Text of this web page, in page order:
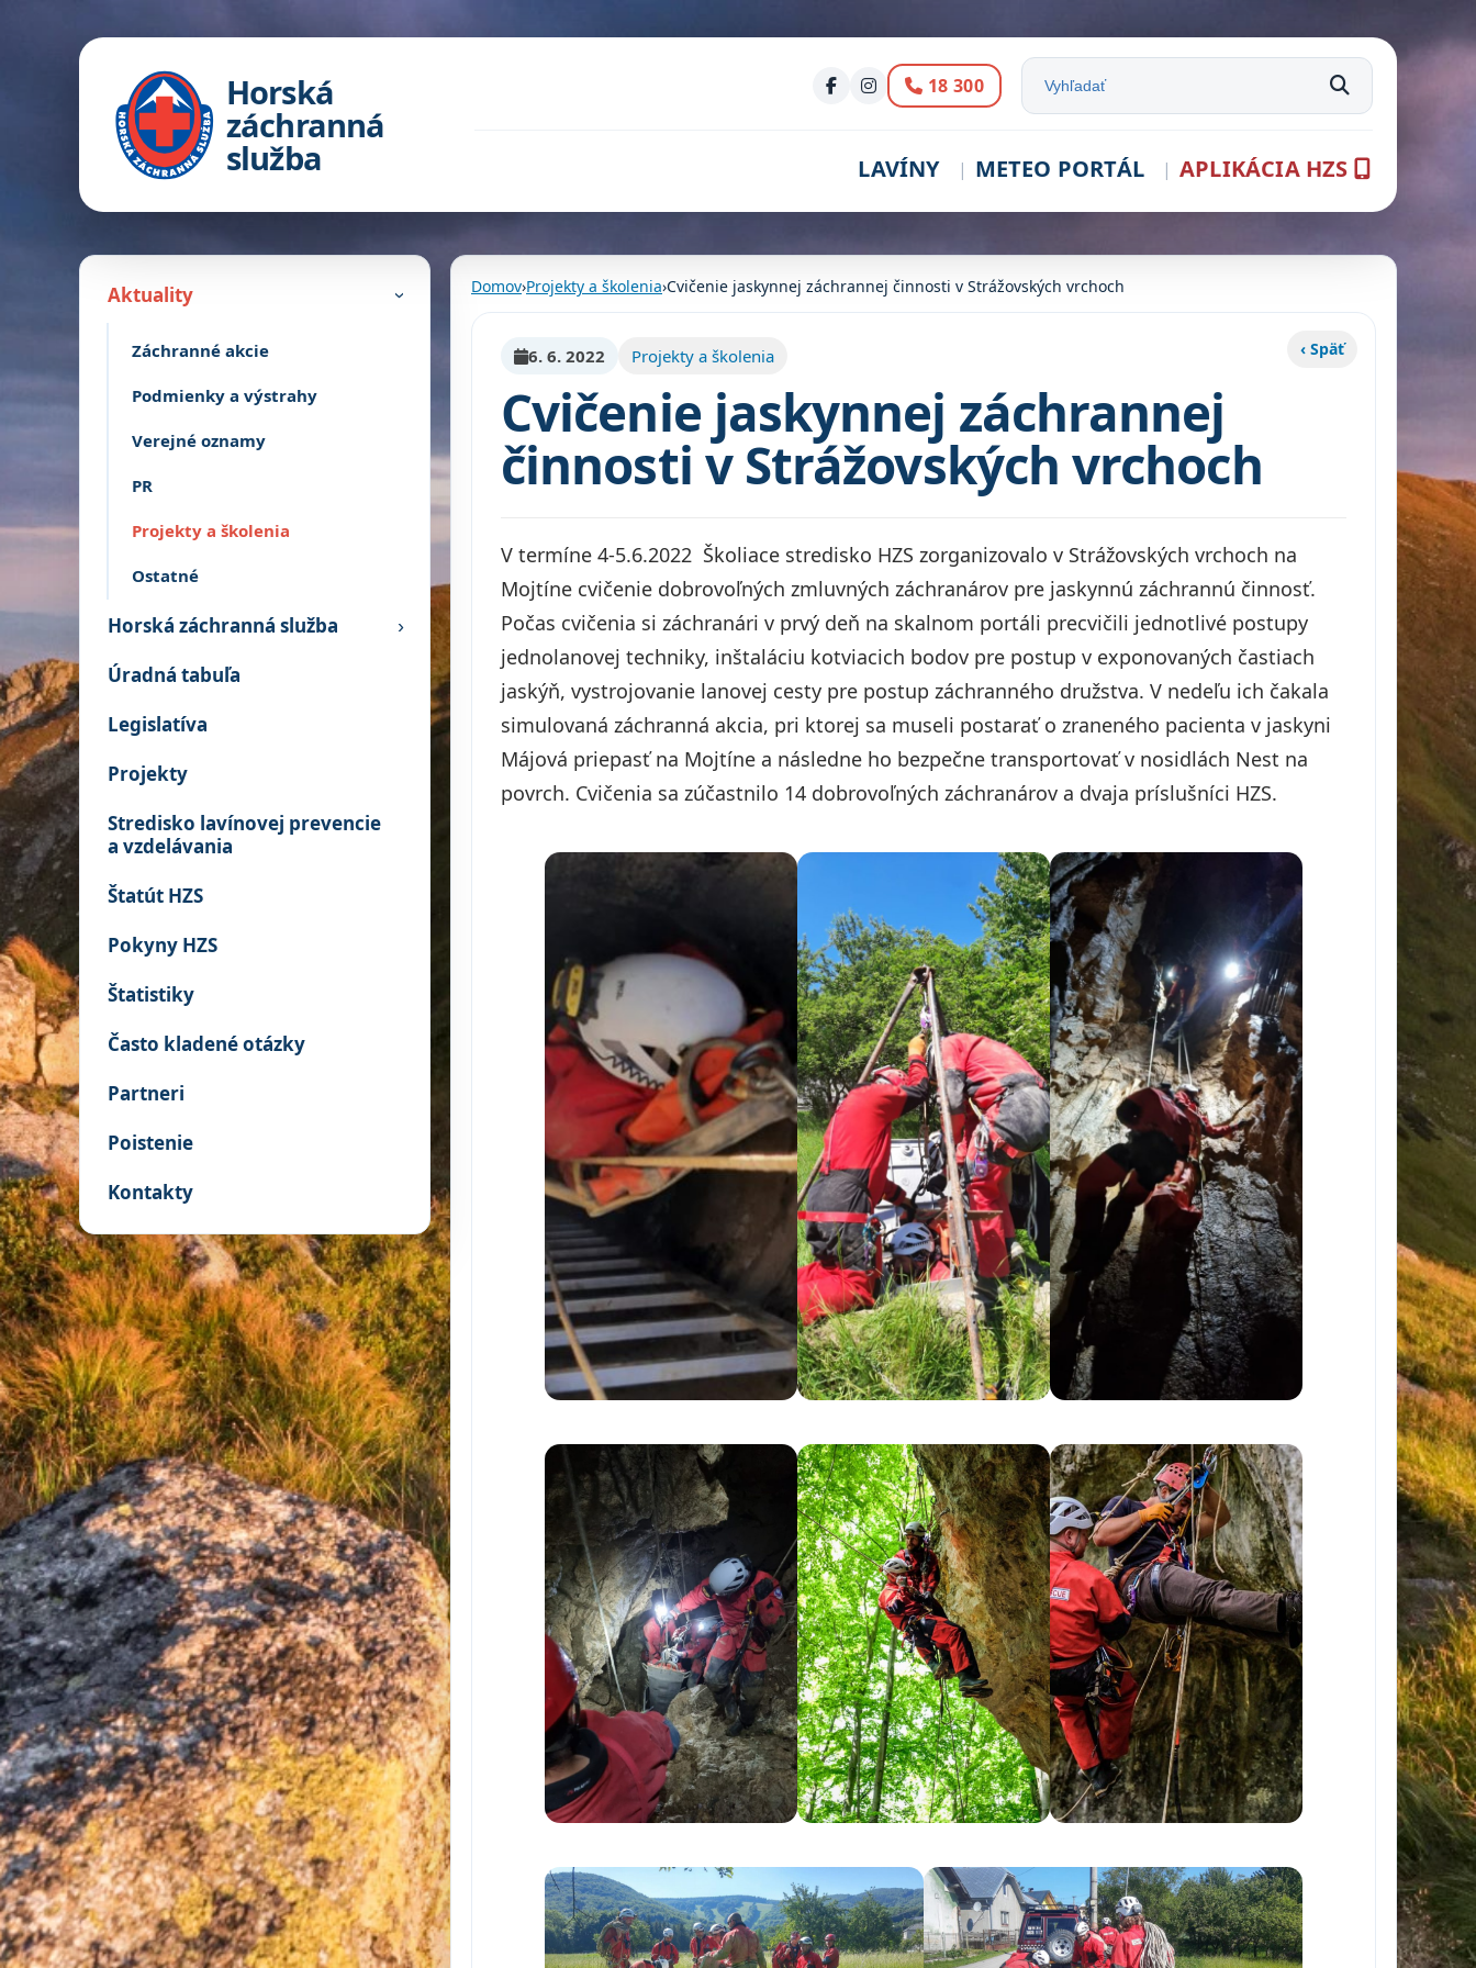
Horská
záchranná
služba
Volanie:
18 300 Vyhľadať na stránke
LAVÍNY METEO PORTÁL APLIKÁCIA HZS
Aktuality ›
Záchranné akcie
Podmienky a výstrahy
Verejné oznamy
PR
Projekty a školenia
Ostatné
Horská záchranná služba ›
Úradná tabuľa
Legislatíva
Projekty
Stredisko lavínovej prevencie
a vzdelávania
Štatút HZS
Pokyny HZS
Štatistiky
Často kladené otázky
Partneri
Poistenie
Kontakty
Domov›Projekty a školenia›Cvičenie jaskynnej záchrannej činnosti v Strážovských vrchoch
‹ Späť
6. 6. 2022 Projekty a školenia
Cvičenie jaskynnej záchrannej
činnosti v Strážovských vrchoch
V termíne 4-5.6.2022 Školiace stredisko HZS zorganizovalo v Strážovských vrchoch na
Mojtíne cvičenie dobrovoľných zmluvných záchranárov pre jaskynnú záchrannú činnosť.
Počas cvičenia si záchranári v prvý deň na skalnom portáli precvičili jednotlivé postupy
jednolanovej techniky, inštaláciu kotviacich bodov pre postup v exponovaných častiach
jaskýň, vystrojovanie lanovej cesty pre postup záchranného družstva. V nedeľu ich čakala
simulovaná záchranná akcia, pri ktorej sa museli postarať o zraneného pacienta v jaskyni
Májová priepasť na Mojtíne a následne ho bezpečne transportovať v nosidlách Nest na
povrch. Cvičenia sa zúčastnilo 14 dobrovoľných záchranárov a dvaja príslušníci HZS.